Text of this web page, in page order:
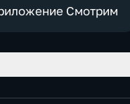
Смотрим